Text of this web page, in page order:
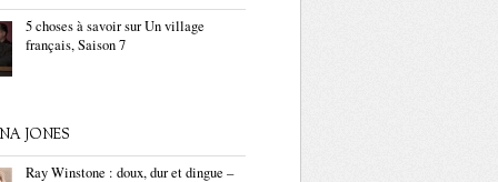
5 choses à savoir sur Un village
français, Saison 7
JONES
Ray Winstone : doux, dur et dingue –